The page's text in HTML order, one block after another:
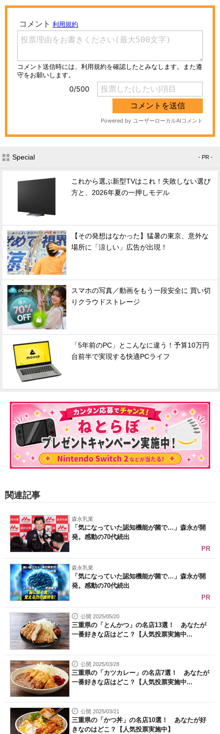
Special - PR -
これから選ぶ新型TVはこれ！失敗しない選び
方と、2026年夏の一押しモデル
【その発想はなかった】猛暑の東京、意外な
場所に「涼しい」広告が出現！
スマホの写真／動画をもう一段安全に 買い切
りクラウドストレージ
「5年前のPC」とこんなに違う！予算10万円
台前半で実現する快適PCライフ
関連記事
森永乳業
「気になっていた認知機能が菌で…」森永が開
発。感動の70代続出
PR
森永乳業
「気になっていた認知機能が菌で…」森永が開
発。感動の70代続出
PR
公開 2025/05/20
三重県の「とんかつ」の名店13選！ あなたが
一番好きな店はどこ？【人気投票実施中...
公開 2025/03/28
三重県の「カツカレー」の名店7選！ あなたが
一番好きな店はどこ？【人気投票実施中...
公開 2025/03/21
三重県の「かつ丼」の名店10選！ あなたが好
きなのはどこ？【人気投票実施中】